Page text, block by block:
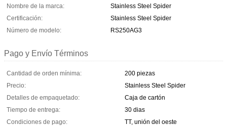
Nombre de la marca:
Stainless Steel Spider
Certificación:
Stainless Steel Spider
Número de modelo:
RS250AG3
Pago y Envío Términos
Cantidad de orden mínima:
200 piezas
Precio:
Stainless Steel Spider
Detalles de empaquetado:
Caja de cartón
Tiempo de entrega:
30 dias
Condiciones de pago:
TT, unión del oeste